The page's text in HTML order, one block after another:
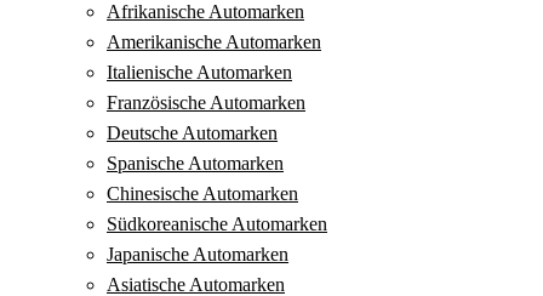
Afrikanische Automarken
Amerikanische Automarken
Italienische Automarken
Französische Automarken
Deutsche Automarken
Spanische Automarken
Chinesische Automarken
Südkoreanische Automarken
Japanische Automarken
Asiatische Automarken